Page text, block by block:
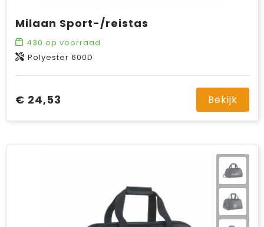
Milaan Sport-/reistas
430 op voorraad
Polyester 600D
€ 24,53 Bekijk